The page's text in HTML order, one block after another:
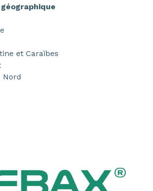
de dureté, un excellent
(à température basse ou haute)
d'origine naturelle.
et Caraïbes